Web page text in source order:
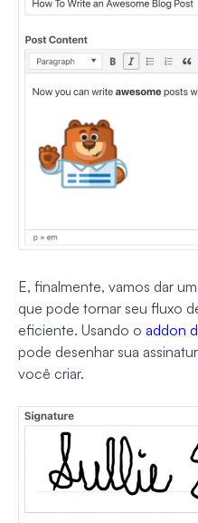
E, finalmente, vamos dar
que pode tornar seu fluxo
eficiente. Usando o addon
pode desenhar sua
você criar.